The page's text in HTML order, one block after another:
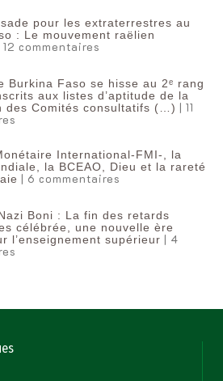
pour les extraterrestres au
: Le mouvement raëlien
12 commentaires
Burkina Faso se hisse au 2ᵉ rang
aux listes d’aptitude de la
des Comités consultatifs (…) | 11
International-FMI-, la
la BCEAO, Dieu et la rareté
| 6 commentaires
Boni : La fin des retards
célébrée, une nouvelle ère
l’enseignement supérieur | 4